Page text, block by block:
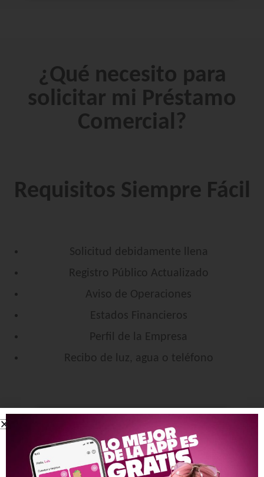
¿Qué necesito para
solicitar mi Préstamo
Comercial?
Requisitos Siempre Fácil
Solicitud debidamente llena
Registro Público Actualizado
Aviso de Operaciones
Estados Financieros
Perfil de la Empresa
Recibo de luz, agua o teléfono
Quiero un Préstamo Comercial